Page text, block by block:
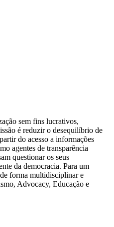
sem fins lucrativos,
é reduzir o desequilíbrio de
do acesso a informações
agentes de transparência
questionar os seus
da democracia. Para um
forma multidisciplinar e
Advocacy, Educação e